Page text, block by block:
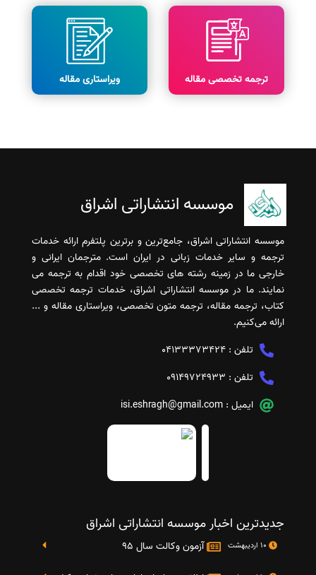
ترجمه تخصصی مقاله ویراستاری مقاله
موسسه انتشاراتی اشراق
موسسه انتشاراتی اشراق، جامع‌ترین و برترین پلتفرم ارائه خدمات
ترجمه و سایر خدمات زبانی در ایران است. مترجمان ایرانی و
خارجی ما در زمینه رشته های تخصصی خود اقدام به ترجمه می
نمایند. ما در موسسه انتشاراتی اشراق، خدمات ترجمه تخصصی
کتاب، ترجمه مقاله، ترجمه متون تخصصی، ویراستاری مقاله و ...
ارائه می‌کنیم.
تلفن : 04133373424
تلفن : 09149724933
ایمیل : isi.eshragh@gmail.com
جدیدترین اخبار موسسه انتشاراتی اشراق
آزمون وکالت سال 95